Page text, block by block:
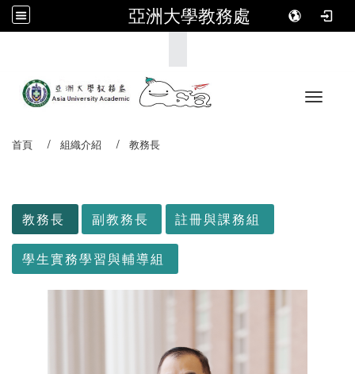
亞洲大學教務處
Toggle
首頁 組織介紹 教務長
教務長 副教務長 註冊與課務組
學生實務學習與輔導組